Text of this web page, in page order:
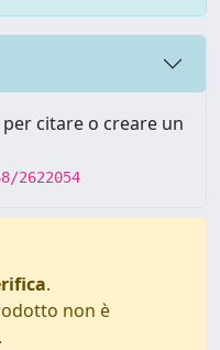
citare o creare un
2622054
.
non è